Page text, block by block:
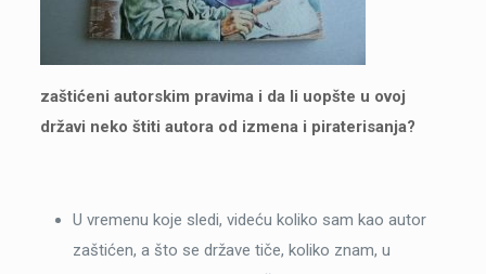
zaštićeni autorskim pravima i da li uopšte u ovoj
državi neko štiti autora od izmena i piraterisanja?
U vremenu koje sledi, videću koliko sam kao autor
zaštićen, a što se države tiče, koliko znam, u